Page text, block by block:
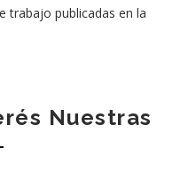
trabajo publicadas en la
Nuestras